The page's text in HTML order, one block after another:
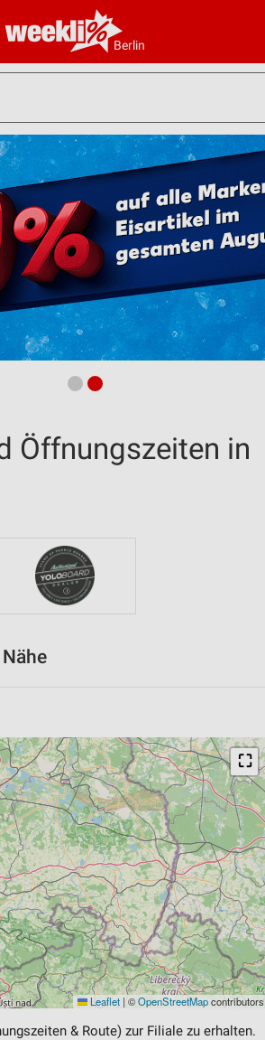
Berlin
Öffnungszeiten in
⛶
Leaflet | ©OpenStreetMapcontributors
& Route) zur Filiale zu erhalten.